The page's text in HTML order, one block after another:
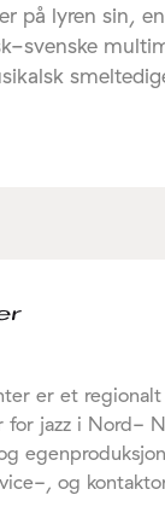
på lyren sin,
svenske
er et
for jazz i Nord-
, og